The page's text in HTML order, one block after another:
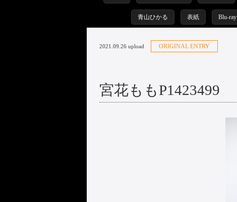
青山ひかる 表紙 Blu-ray
2021.09.26 upload ORIGINAL ENTRY
宮花ももP1423499